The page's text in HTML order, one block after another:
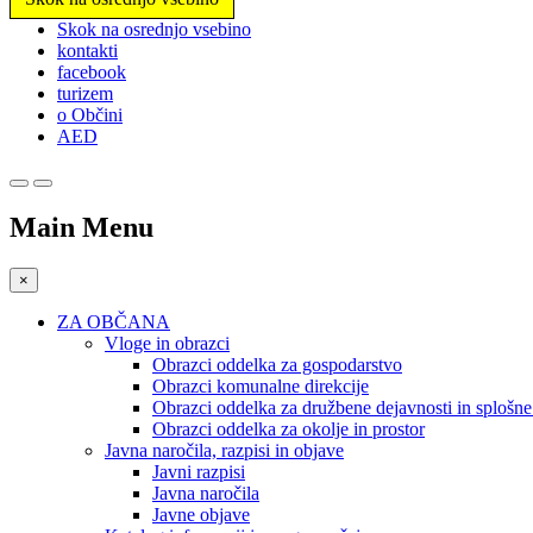
Prosimo,
upoštevajte:
spletno
mesto
vključuje
sistem
Pritisnite
F11,
prilagodite
spletno
slabovidnim,
Skok na osrednjo vsebino
kontakti
facebook
turizem
o Občini
AED
Main Menu
×
ZA OBČANA
Vloge in obrazci
Obrazci oddelka za gospodarstvo
Obrazci komunalne direkcije
Obrazci oddelka za družbene dejavnosti in
Obrazci oddelka za okolje in prostor
Javna naročila, razpisi in objave
Javni razpisi
Javna naročila
Javne objave